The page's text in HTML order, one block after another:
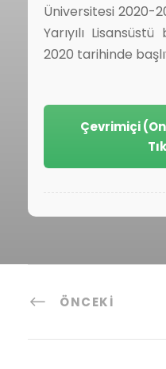
Üniversitesi 2020-
Yarıyılı
2020 tarihinde
Çevrimiçi
ÖNCEKI